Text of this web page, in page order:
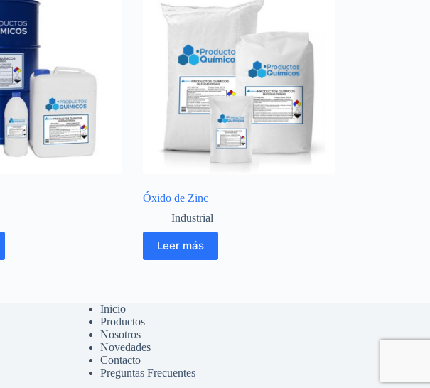
Óxido de Zinc
Industrial
Leer más
Inicio
Productos
Nosotros
Novedades
Contacto
Preguntas Frecuentes